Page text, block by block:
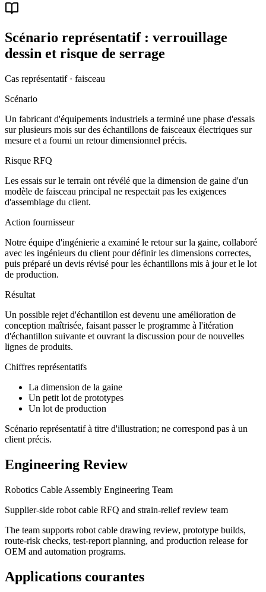
Scénario représentatif : verrouillage
dessin et risque de serrage
Cas représentatif · faisceau
Scénario
Un fabricant d'équipements industriels a terminé une phase d'essais
sur plusieurs mois sur des échantillons de faisceaux électriques sur
mesure et a fourni un retour dimensionnel précis.
Risque RFQ
Les essais sur le terrain ont révélé que la dimension de gaine d'un
modèle de faisceau principal ne respectait pas les exigences
d'assemblage du client.
Action fournisseur
Notre équipe d'ingénierie a examiné le retour sur la gaine, collaboré
avec les ingénieurs du client pour définir les dimensions correctes,
puis préparé un devis révisé pour les échantillons mis à jour et le lot
de production.
Résultat
Un possible rejet d'échantillon est devenu une amélioration de
conception maîtrisée, faisant passer le programme à l'itération
d'échantillon suivante et ouvrant la discussion pour de nouvelles
lignes de produits.
Chiffres représentatifs
La dimension de la gaine
Un petit lot de prototypes
Un lot de production
Scénario représentatif à titre d'illustration; ne correspond pas à un
client précis.
Engineering Review
Robotics Cable Assembly Engineering Team
Supplier-side robot cable RFQ and strain-relief review team
The team supports robot cable drawing review, prototype builds,
route-risk checks, test-report planning, and production release for
OEM and automation programs.
Applications courantes